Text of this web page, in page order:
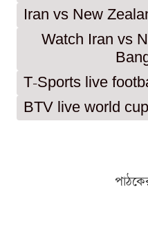
Iran vs New
Watch Iran vs
T-Sports live
BTV live world